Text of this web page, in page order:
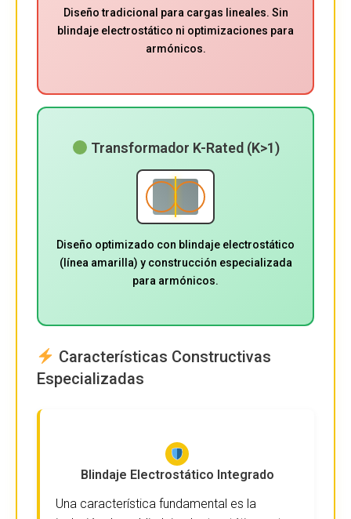
Diseño tradicional para cargas lineales. Sin
blindaje electrostático ni optimizaciones para
armónicos.
Transformador K-Rated (K>1)
Diseño optimizado con blindaje electrostático
(línea amarilla) y construcción especializada
para armónicos.
Características Constructivas
Especializadas
Blindaje Electrostático Integrado
Una característica fundamental es la